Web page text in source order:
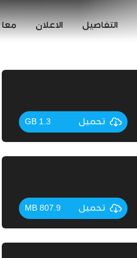
التفاصيل الاعلان
تحميل 1.3 GB
تحميل 807.9 MB